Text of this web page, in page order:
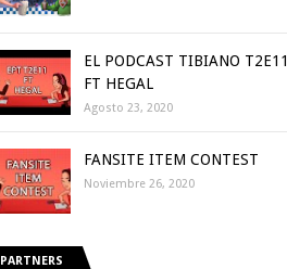
EL PODCAST TIBIANO T2E11
FT HEGAL
Agosto 23, 2020
FANSITE ITEM CONTEST
Noviembre 26, 2020
PARTNERS